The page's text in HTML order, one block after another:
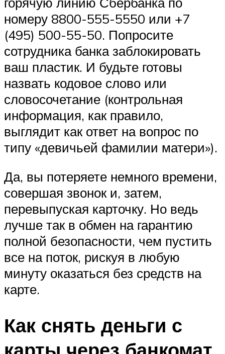
номеру 8800-555-5550 или +7
(495) 500-55-50. Попросите
сотрудника банка заблокировать
ваш пластик. И будьте готовы
назвать кодовое слово или
словосочетание (контрольная
информация, как правило,
выглядит как ответ на вопрос по
типу «девичьей фамилии матери»).
Да, вы потеряете немного времени,
совершая звонок и, затем,
перевыпуская карточку. Но ведь
лучше так в обмен на гарантию
полной безопасности, чем пустить
все на поток, рискуя в любую
минуту оказаться без средств на
карте.
Как снять деньги с